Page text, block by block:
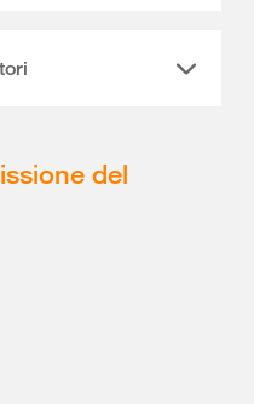
del